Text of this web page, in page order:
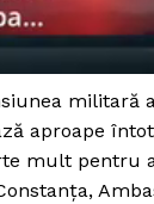
militară
aproape
mult pentru